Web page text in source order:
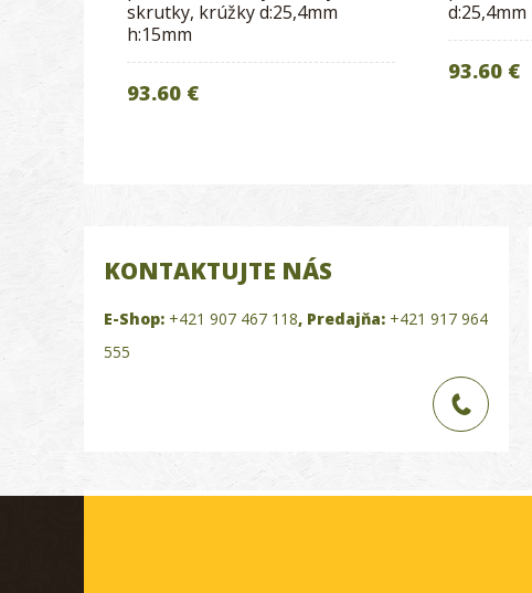
skrutky, krúžky d:25,4mm
h:15mm
93.60 €
d:25,4mm
93.60 €
KONTAKTUJTE NÁS
E-Shop: +421 907 467 118, Predajňa: +421 917 964
555